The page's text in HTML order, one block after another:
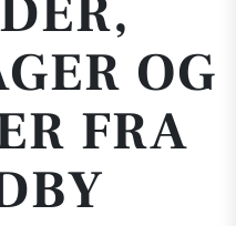
OG
FRA